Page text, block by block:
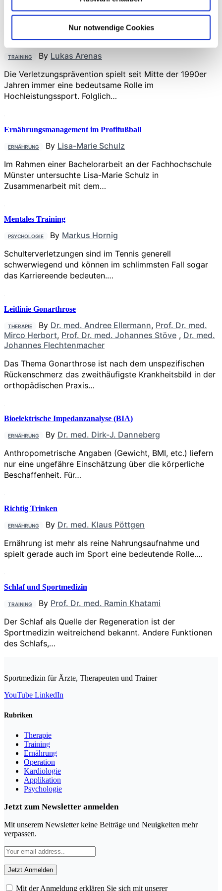
Nur notwendige Cookies
Verletzungsprävention
TRAINING By Lukas Arenas
Die Verletzungsprävention spielt seit Mitte der 1990er
Jahren immer eine bedeutsame Rolle im
Hochleistungssport. Folglich…
Ernährungsmanagement im Profifußball
ERNÄHRUNG By Lisa-Marie Schulz
Im Rahmen einer Bachelorarbeit an der Fachhochschule
Münster untersuchte Lisa-Marie Schulz in
Zusammenarbeit mit dem…
Mentales Training
PSYCHOLOGIE By Markus Hornig
Schulterverletzungen sind im Tennis generell
schwerwiegend und können im schlimmsten Fall sogar
das Karriereende bedeuten.…
Leitlinie Gonarthrose
THERAPIE By Dr. med. Andree Ellermann, Prof. Dr. med.
Mirco Herbort, Prof. Dr. med. Johannes Stöve , Dr. med.
Johannes Flechtenmacher
Das Thema Gonarthrose ist nach dem unspezifischen
Rückenschmerz das zweithäufigste Krankheitsbild in der
orthopädischen Praxis…
Bioelektrische Impedanzanalyse (BIA)
ERNÄHRUNG By Dr. med. Dirk-J. Danneberg
Anthropometrische Angaben (Gewicht, BMI, etc.) liefern
nur eine ungefähre Einschätzung über die körperliche
Beschaffenheit. Für…
Richtig Trinken
ERNÄHRUNG By Dr. med. Klaus Pöttgen
Ernährung ist mehr als reine Nahrungs­aufnahme und
spielt gerade auch im Sport eine bedeutende Rolle.…
Schlaf und Sportmedizin
TRAINING By Prof. Dr. med. Ramin Khatami
Der Schlaf als Quelle der Regeneration ist der
Sportmedizin weitreichend bekannt. Andere Funktionen
des Schlafs,…
Sportmedizin für Ärzte, Therapeuten und Trainer
YouTube LinkedIn
Rubriken
Therapie
Training
Ernährung
Operation
Kardiologie
Applikation
Psychologie
Jetzt zum Newsletter anmelden
Mit unserem Newsletter keine Beiträge und Neuigkeiten mehr
verpassen.
Mit der Anmeldung erklären Sie sich mit unserer